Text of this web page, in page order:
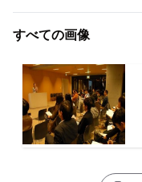
すべての画像